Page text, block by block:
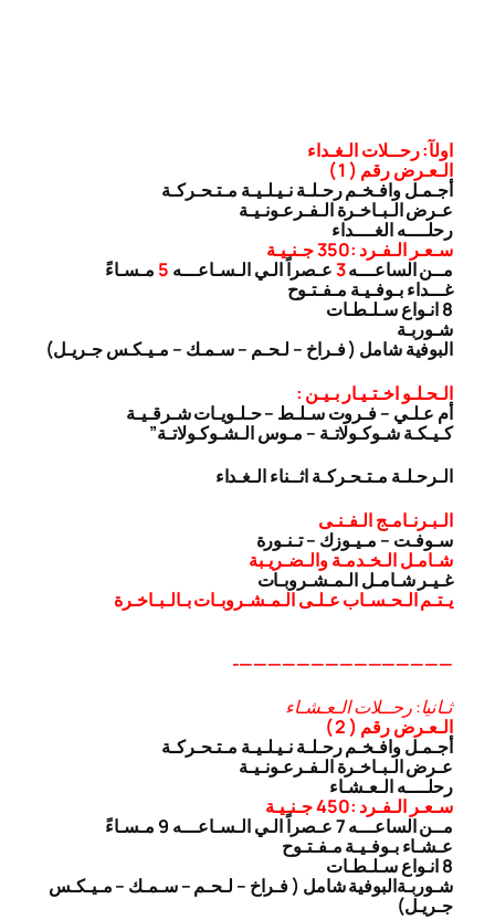
اولآ: رحــلات الـغـداء
الـعـرض رقم ( 1 )
أجـمـل وافـخـم رحـلـة نـيـلـيـة مـتـحـركـة
عـرض الـبـاخـرة الـفـرعـونـيـة
رحلــــه الغــــداء
سـعـر الـفـرد :350 جـنـيـة
مــن الساعـــه3عـصراً الـي الـسـاعـــه 5 مـسـاءً
غـــداء بـوفـيـة مـفـتـوح
8 انـواع سـلـطـات
شـوربـة
البوفية شامل ( فـراخ – لـحـم – سـمـك – مـيـكـس جـريـل)
الـحـلـو اخـتـيـار بـيـن :
أم عـلـي – فـروت سـلـط – حـلـويـات شـرقـيـة
كـيـكـة شـوكـولاتـة – مـوس الـشـوكـولاتـة”
الـرحـلـة مـتـحـركـة اثــناء الـغـداء
الـبـرنـامـج الـفـنـى
سـوفـت – مـيـوزك – تـنـورة
شـامـل الـخـدمـة والـضـريـبة
غـيـر شـامـل الـمـشـروبـات
يـتـم الـحـسـاب عـلـى الـمـشـروبـات بـالـبـاخـرة
———————————————-
ثـانيا: رحــلات الـعـشـاء
الـعـرض رقم ( 2 )
أجـمـل وافـخـم رحـلـة نـيـلـيـة مـتـحـركـة
عـرض الـبـاخـرة الـفـرعـونـيـة
رحلــــه الـعـشـاء
سـعـر الـفـرد :450 جـنـيـة
مــن الساعـــه 7 عـصراً الـي الـسـاعـــه 9 مـسـاءً
عـشـاء بـوفـيـة مـفـتـوح
8 انـواع سـلـطـات
شـوربـةالبوفية شامل ( فـراخ – لـحـم – سـمـك – مـيـكـس
جـريـل)